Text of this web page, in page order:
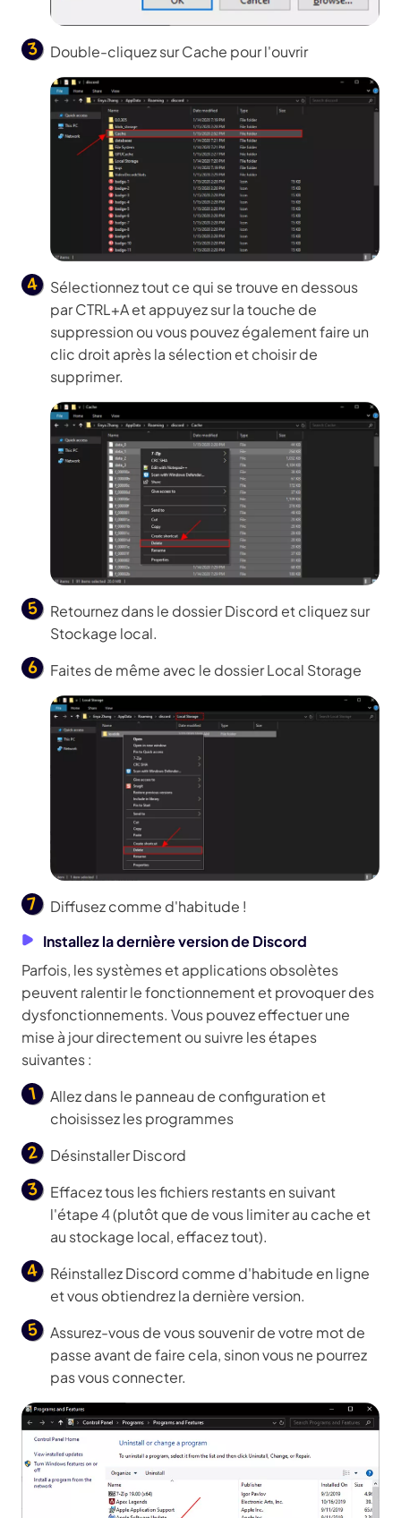
Double-cliquez sur Cache pour l'ouvrir
Sélectionnez tout ce qui se trouve en dessous
par CTRL+A et appuyez sur la touche de
suppression ou vous pouvez également faire un
clic droit après la sélection et choisir de
supprimer.
Retournez dans le dossier Discord et cliquez sur
Stockage local.
Faites de même avec le dossier Local Storage
Diffusez comme d'habitude !
Installez la dernière version de Discord
Parfois, les systèmes et applications obsolètes
peuvent ralentir le fonctionnement et provoquer des
dysfonctionnements. Vous pouvez effectuer une
mise à jour directement ou suivre les étapes
suivantes :
Allez dans le panneau de configuration et
choisissez les programmes
Désinstaller Discord
Effacez tous les fichiers restants en suivant
l'étape 4 (plutôt que de vous limiter au cache et
au stockage local, effacez tout).
Réinstallez Discord comme d'habitude en ligne
et vous obtiendrez la dernière version.
Assurez-vous de vous souvenir de votre mot de
passe avant de faire cela, sinon vous ne pourrez
pas vous connecter.